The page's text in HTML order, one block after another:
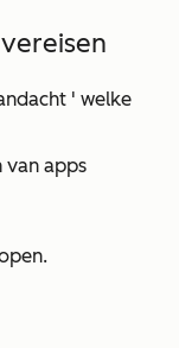
' welke
van apps